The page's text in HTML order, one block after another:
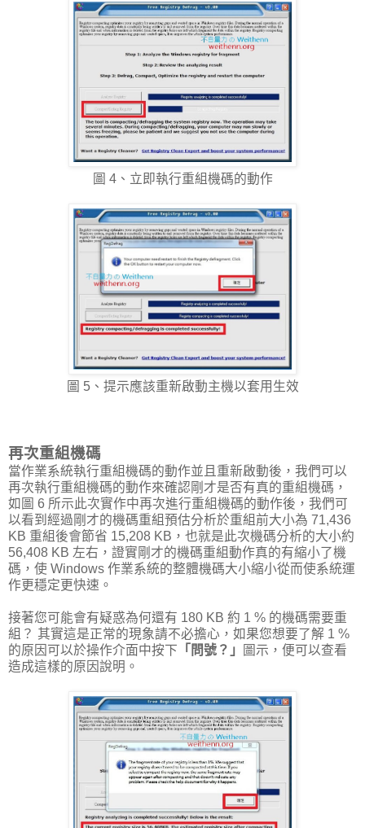
圖 4、立即執行重組機碼的動作
圖 5、提示應該重新啟動主機以套用生效
再次重組機碼
當作業系統執行重組機碼的動作並且重新啟動後，我們可以
再次執行重組機碼的動作來確認剛才是否有真的重組機碼，
如圖 6 所示此次實作中再次進行重組機碼的動作後，我們可
以看到經過剛才的機碼重組預估分析於重組前大小為 71,436
KB 重組後會節省 15,208 KB，也就是此次機碼分析的大小約
56,408 KB 左右，證實剛才的機碼重組動作真的有縮小了機
碼，使 Windows 作業系統的整體機碼大小縮小從而使系統運
作更穩定更快速。
接著您可能會有疑惑為何還有 180 KB 約 1 % 的機碼需要重
組？ 其實這是正常的現象請不必擔心，如果您想要了解 1 %
的原因可以於操作介面中按下 「問號？」
圖示，便可以查看
造成這樣的原因說明。